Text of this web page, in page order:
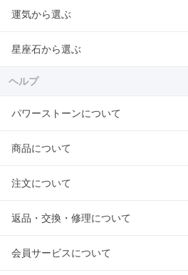
運気から選ぶ
星座石から選ぶ
ヘルプ
パワーストーンについて
商品について
注文について
返品・交換・修理について
会員サービスについて